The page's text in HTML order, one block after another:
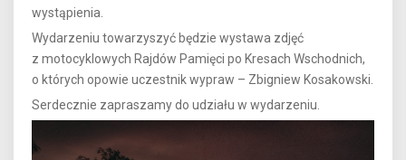
wystąpienia.
Wydarzeniu towarzyszyć będzie wystawa zdjęć
z motocyklowych Rajdów Pamięci po Kresach Wschodnich,
o których opowie uczestnik wypraw – Zbigniew Kosakowski.
Serdecznie zapraszamy do udziału w wydarzeniu.